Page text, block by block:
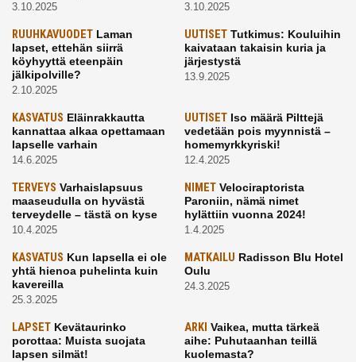
3.10.2025 3.10.2025
RUUHKAVUODET Laman
lapset, ettehän siirrä
köyhyyttä eteenpäin
jälkipolville?
2.10.2025
UUTISETTutkimus: Kouluihin
kaivataan takaisin kuria ja
järjestystä
13.9.2025
KASVATUS Eläinrakkautta
kannattaa alkaa opettamaan
lapselle varhain
14.6.2025
UUTISETIso määrä Pilttejä
vedetään pois myynnistä –
homemyrkkyriski!
12.4.2025
TERVEYS Varhaislapsuus
maaseudulla on hyvästä
terveydelle – tästä on kyse
10.4.2025
NIMETVelociraptorista
Paroniin, nämä nimet
hylättiin vuonna 2024!
1.4.2025
KASVATUS Kun lapsella ei ole
yhtä hienoa puhelinta kuin
kavereilla
25.3.2025
MATKAILU Radisson Blu Hotel
Oulu
24.3.2025
LAPSET Kevätaurinko
porottaa: Muista suojata
lapsen silmät!
ARKI Vaikea, mutta tärkeä
aihe: Puhutaanhan teillä
kuolemasta?